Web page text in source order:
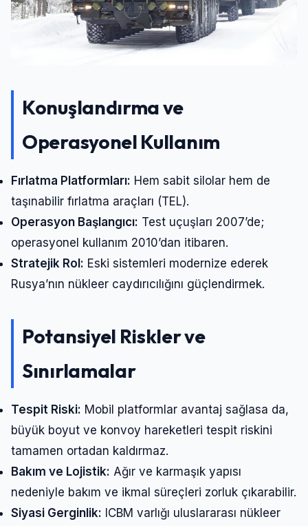
Konuşlandırma ve
Operasyonel Kullanım
Fırlatma Platformları: Hem sabit silolar hem de
taşınabilir fırlatma araçları (TEL).
Operasyon Başlangıcı: Test uçuşları 2007’de;
operasyonel kullanım 2010’dan itibaren.
Stratejik Rol: Eski sistemleri modernize ederek
Rusya’nın nükleer caydırıcılığını güçlendirmek.
Potansiyel Riskler ve
Sınırlamalar
Tespit Riski: Mobil platformlar avantaj sağlasa da,
büyük boyut ve konvoy hareketleri tespit riskini
tamamen ortadan kaldırmaz.
Bakım ve Lojistik: Ağır ve karmaşık yapısı
nedeniyle bakım ve ikmal süreçleri zorluk çıkarabilir.
Siyasi Gerginlik: ICBM varlığı uluslararası nükleer